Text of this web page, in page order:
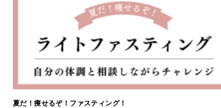
夏だ！痩せるぞ！ファスティング！